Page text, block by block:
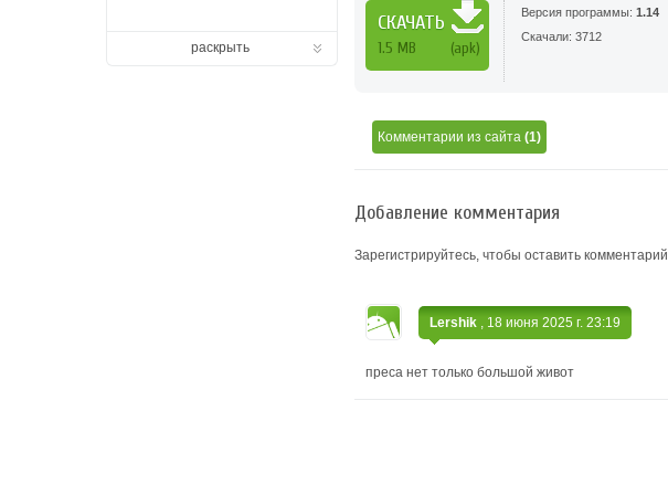
СКАЧАТЬ
1.5 MB (apk)
Версия программы: 1.14
Скачали: 3712
Комментарии из сайта (1)
Добавление комментария
Зарегистрируйтесь, чтобы оставить комментарий
Lershik , 18 июня 2025 г. 23:19
преса нет только большой живот
раскрыть